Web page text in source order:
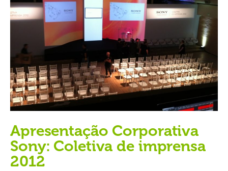
Apresentação Corporativa
Sony: Coletiva de imprensa
2012